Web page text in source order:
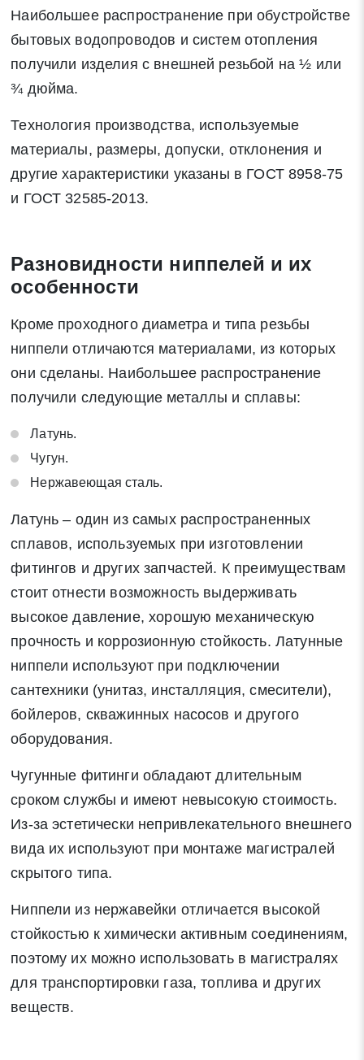
Наибольшее распространение при обустройстве
бытовых водопроводов и систем отопления
получили изделия с внешней резьбой на ½ или
¾ дюйма.
Технология производства, используемые
материалы, размеры, допуски, отклонения и
другие характеристики указаны в ГОСТ 8958-75
и ГОСТ 32585-2013.
Разновидности ниппелей и их
особенности
Кроме проходного диаметра и типа резьбы
ниппели отличаются материалами, из которых
они сделаны. Наибольшее распространение
получили следующие металлы и сплавы:
Латунь.
Чугун.
Нержавеющая сталь.
Латунь – один из самых распространенных
сплавов, используемых при изготовлении
фитингов и других запчастей. К преимуществам
стоит отнести возможность выдерживать
высокое давление, хорошую механическую
прочность и коррозионную стойкость. Латунные
ниппели используют при подключении
сантехники (унитаз, инсталляция, смесители),
бойлеров, скважинных насосов и другого
оборудования.
Чугунные фитинги обладают длительным
сроком службы и имеют невысокую стоимость.
Из-за эстетически непривлекательного внешнего
вида их используют при монтаже магистралей
скрытого типа.
Ниппели из нержавейки отличается высокой
стойкостью к химически активным соединениям,
поэтому их можно использовать в магистралях
для транспортировки газа, топлива и других
веществ.